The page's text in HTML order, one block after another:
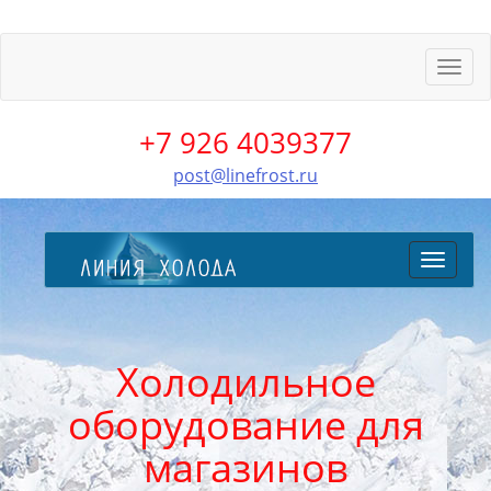
меню
+7 926 4039377
post@linefrost.ru
меню
Холодильное
оборудование для
магазинов